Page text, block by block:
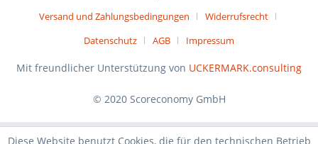
Versand und Zahlungsbedingungen
Widerrufsrecht
Datenschutz
AGB Impressum
Mit freundlicher Unterstützung von UCKERMARK.consulting
© 2020 Scoreconomy GmbH
Diese Website benutzt Cookies, die für den technischen Betrieb